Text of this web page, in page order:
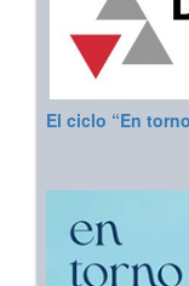
El ciclo “En